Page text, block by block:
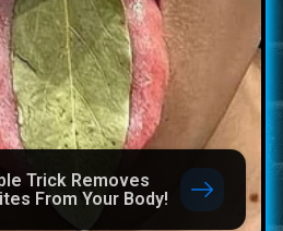
Trick Removes
From Your Body!